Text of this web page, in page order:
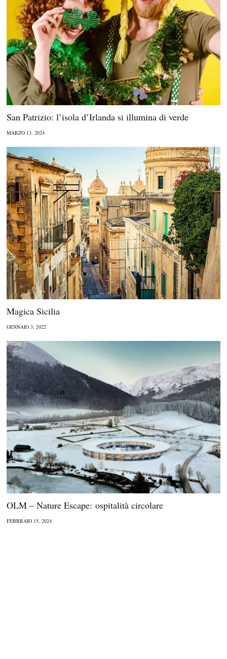
San Patrizio: l’isola d’Irlanda si illumina di verde
MARZO 13, 2024
Magica Sicilia
GENNAIO 3, 2022
OLM – Nature Escape: ospitalità circolare
FEBBRAIO 15, 2024